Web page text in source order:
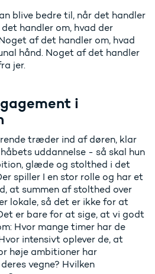
blive bedre til, når det handler
handler om, hvad der
af det handler om, hvad
hånd. Noget af det handler
jer.
i
træder ind af døren, klar
uddannelse - så skal hun
glæde og stolthed i det
spiller I en stor rolle og har et
at summen af stolthed over
lokale, så det er ikke for at
er bare for at sige, at vi godt
Hvor mange timer har de
intensivt oplever de, at
høje ambitioner har
vegne? Hvilken